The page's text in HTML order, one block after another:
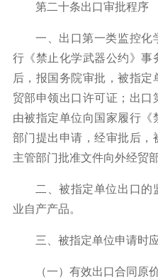
第二十条出口审批程序
一、出口第一类监控化
行《禁止化学武器公约》事
后，报国务院审批，被指
贸部申领出口许可证；出口
由被指定单位向国家履行
部门提出申请，经审批后，
主管部门批准文件向外经贸
二、被指定单位出口的
业自产产品。
三、被指定单位申请时应
（一）有效出口合同原价